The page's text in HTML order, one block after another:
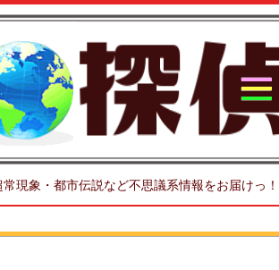
現象・都市伝説など不思議系情報をお届けっ